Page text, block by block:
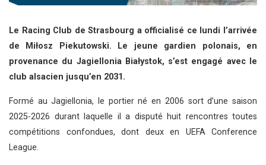
Le Racing Club de Strasbourg a officialisé ce lundi l’arrivée
de Miłosz Piekutowski. Le jeune gardien polonais, en
provenance du Jagiellonia Białystok, s’est engagé avec le
club alsacien jusqu’en 2031.
Formé au Jagiellonia, le portier né en 2006 sort d’une saison
2025-2026 durant laquelle il a disputé huit rencontres toutes
compétitions confondues, dont deux en UEFA Conference
League.